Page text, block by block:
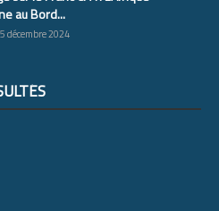
au Bord...
décembre 2024